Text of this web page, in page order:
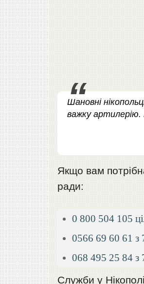
Шановні
важку артилерію.
Якщо вам
ради:
0 800 504 105
0566 69 60 61 з
068 495 25 84 з
Служби у